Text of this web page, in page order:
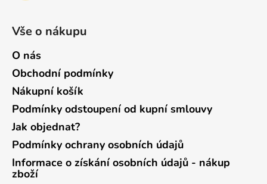
Vše o nákupu
O nás
Obchodní podmínky
Nákupní košík
Podmínky odstoupení od kupní smlouvy
Jak objednat?
Podmínky ochrany osobních údajů
Informace o získání osobních údajů - nákup
zboží